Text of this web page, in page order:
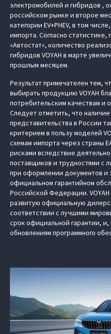
электромобилей и гибридов ,
российском рынке и второе
категории EV+PHEV, в том
импорта. Согласно статистике,
«Автостат», количество
гибридов VOYAH в марте
прошлым месяцем.
Результат примечателен тем,
выбирать продукцию VOYAH
потребительским качествам и
Следует отметить, что
представительства в России
критерием в пользу моделей
схемам импорта через страны
рисками вследствие
поставщиков и трудностями с
при оформлении документов и
официальном гарантийном
Российской Федерации.
развитую официальную
соответствии с лучшими
срок официальной гарантии,
обновлениям программного